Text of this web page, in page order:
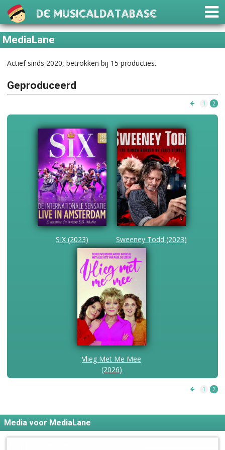
De Musicaldatabase
MediaLane
Actief sinds 2020, betrokken bij 15 producties.
Geproduceerd
1 2
SIX (2023) Sweeney Todd (2023)
Vlieg Met Me Mee
(2026)
1 2
Media voor MediaLane